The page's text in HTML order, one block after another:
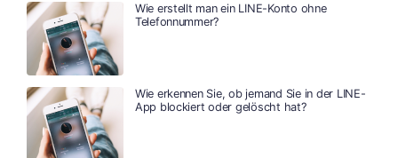
Wie erstellt man ein LINE-Konto ohne
Telefonnummer?
Wie erkennen Sie, ob jemand Sie in der LINE-
App blockiert oder gelöscht hat?